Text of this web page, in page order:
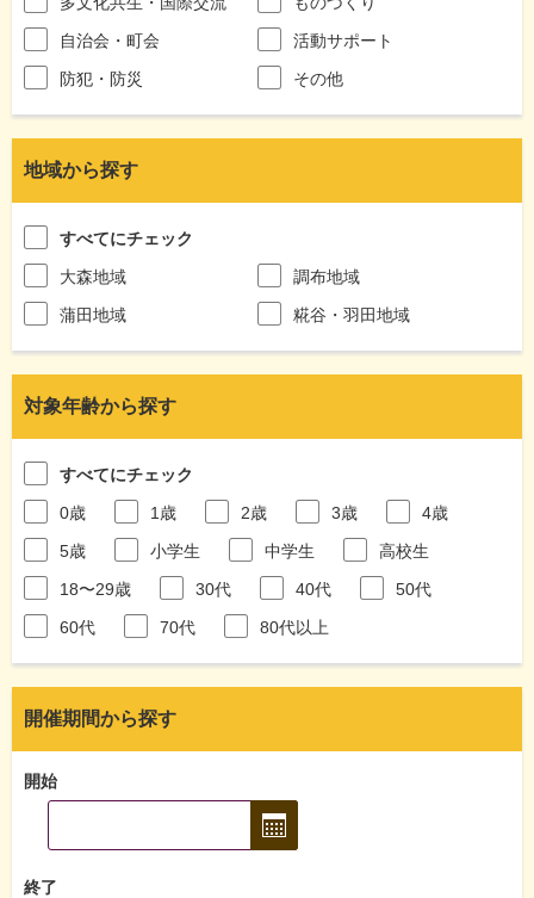
自治会・町会
活動サポート
防犯・防災
その他
地域から探す
すべてにチェック
大森地域
調布地域
蒲田地域
糀谷・羽田地域
対象年齢から探す
すべてにチェック
0歳
1歳 2歳 3歳
4歳
5歳
小学生 中学生
高校生
18〜29歳
30代 40代
50代
60代
70代 80代以上
開催期間から探す
開始
終了